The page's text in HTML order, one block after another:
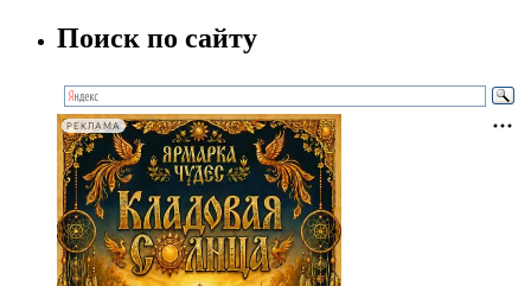
Поиск по сайту
РЕКЛАМА